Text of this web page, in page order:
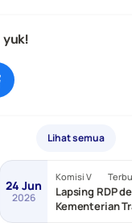
yuk!
Lihat semua
24 Jun
2026
Komisi V
Lapsing RDP
Kementerian